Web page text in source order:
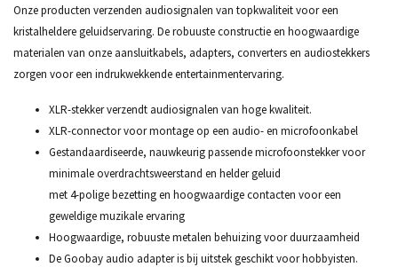
Onze producten verzenden audiosignalen van topkwaliteit voor een
kristalheldere geluidservaring. De robuuste constructie en hoogwaardige
materialen van onze aansluitkabels, adapters, converters en audiostekkers
zorgen voor een indrukwekkende entertainmentervaring.
XLR-stekker verzendt audiosignalen van hoge kwaliteit.
XLR-connector voor montage op een audio- en microfoonkabel
Gestandaardiseerde, nauwkeurig passende microfoonstekker voor
minimale overdrachtsweerstand en helder geluid
met 4-polige bezetting en hoogwaardige contacten voor een
geweldige muzikale ervaring
Hoogwaardige, robuuste metalen behuizing voor duurzaamheid
De Goobay audio adapter is bij uitstek geschikt voor hobbyisten.